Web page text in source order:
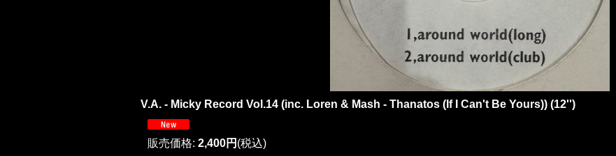
V.A. - Micky Record Vol.14 (inc. Loren & Mash - Thanatos (If I Can't Be Yours)) (12'')
販売価格: 2,400円 (税込)